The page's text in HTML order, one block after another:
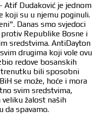
Atif Dudaković je jednom
koji su u njemu poginuli.
Danas smo svjedoci
Republike Bosne i
sredstvima. AntiDayton
drugima koji vole ovu
redove bosanskih
bili sposobni
se može, hoće i mora
svim sredstvima,
veliku žalost naših
da spavamo.